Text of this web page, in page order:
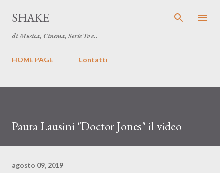
SHAKE
di Musica, Cinema, Serie Tv e..
HOME PAGE Contatti
Paura Lausini "Doctor Jones" il video
agosto 09, 2019